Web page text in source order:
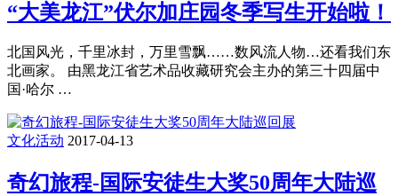
“大美龙江”伏尔加庄园冬季写生开始啦！
北国风光，千里冰封，万里雪飘……数风流人物…还看我们东
北画家。 由黑龙江省艺术品收藏研究会主办的第三十四届中
国·哈尔 …
文化活动 2017-04-13
奇幻旅程-国际安徒生大奖50周年大陆巡